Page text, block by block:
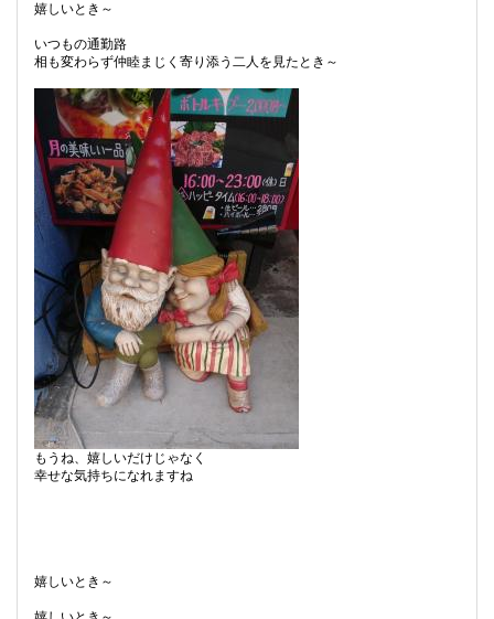
嬉しいとき～
いつもの通勤路
相も変わらず仲睦まじく寄り添う二人を見たとき～
もうね、嬉しいだけじゃなく
幸せな気持ちになれますね
嬉しいとき～